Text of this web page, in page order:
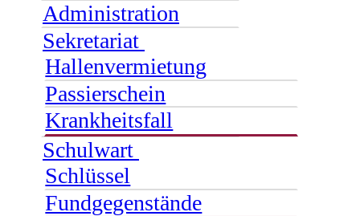
Administration
Sekretariat
Hallenvermietung
Passierschein
Krankheitsfall
Schulwart
Schlüssel
Fundgegenstände